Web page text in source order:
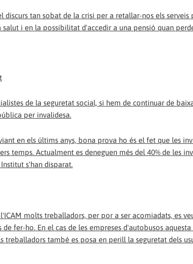
tan sobat de la crisi per a retallar-nos els serveis
i en la possibilitat d'accedir a una pensió quan
de la seguretat social, si hem de continuar de
per invalidesa.
en els últims anys, bona prova ho és el fet que les
temps. Actualment es deneguen més del 40% de les
s'han disparat.
molts treballadors, per por a ser acomiadats, es
fer-ho. En el cas de les empreses d'autobusos
també es posa en perill la seguretat dels